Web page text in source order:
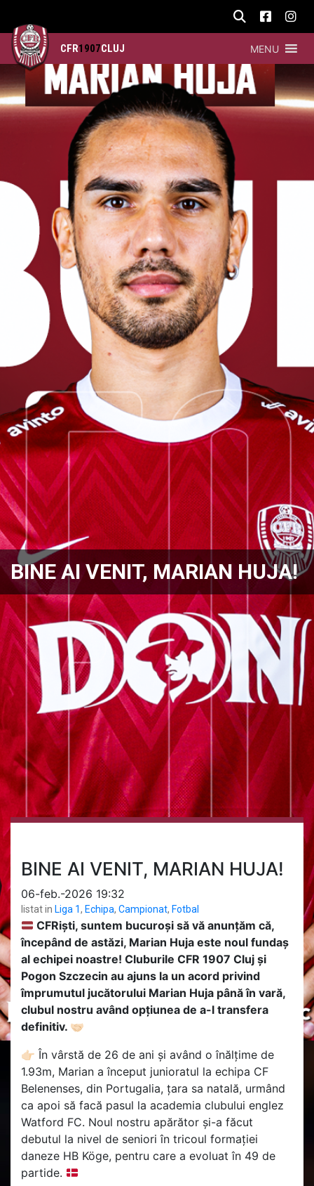
CFR1907CLUJ MENU
BINE AI VENIT, MARIAN HUJA!
BINE AI VENIT, MARIAN HUJA!
06-feb.-2026 19:32
listat in Liga 1, Echipa, Campionat, Fotbal
CFRiști, suntem bucuroși să vă anunțăm că,
începând de astăzi, Marian Huja este noul fundaș
al echipei noastre! Cluburile CFR 1907 Cluj și
Pogon Szczecin au ajuns la un acord privind
împrumutul jucătorului Marian Huja până în vară,
clubul nostru având opțiunea de a-l transfera
definitiv. 🤝🏻
👉🏻 În vârstă de 26 de ani și având o înălțime de
1.93m, Marian a început junioratul la echipa CF
Belenenses, din Portugalia, țara sa natală, urmând
ca apoi să facă pasul la academia clubului englez
Watford FC. Noul nostru apărător și-a făcut
debutul la nivel de seniori în tricoul formației
daneze HB Köge, pentru care a evoluat în 49 de
partide.